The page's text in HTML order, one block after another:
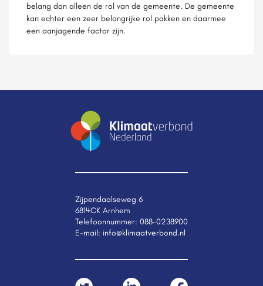
belang dan alleen de rol van de gemeente. De gemeente
kan echter een zeer belangrijke rol pakken en daarmee
een aanjagende factor zijn.
Zijpendaalseweg 6
6814CK Arnhem
Telefoonnummer: 088-0238900
E-mail: info@klimaatverbond.nl